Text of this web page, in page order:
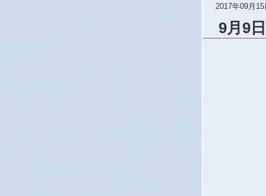
2017年09月15
9月9